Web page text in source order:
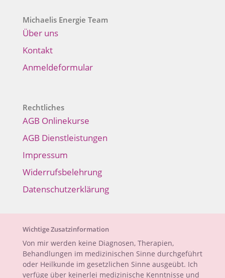
Michaelis Energie Team
Über uns
Kontakt
Anmeldeformular
Rechtliches
AGB Onlinekurse
AGB Dienstleistungen
Impressum
Widerrufsbelehrung
Datenschutzerklärung
Wichtige Zusatzinformation
Von mir werden keine Diagnosen, Therapien,
Behandlungen im medizinischen Sinne durchgeführt
oder Heilkunde im gesetzlichen Sinne ausgeübt. Ich
verfüge über keinerlei medizinische Kenntnisse und